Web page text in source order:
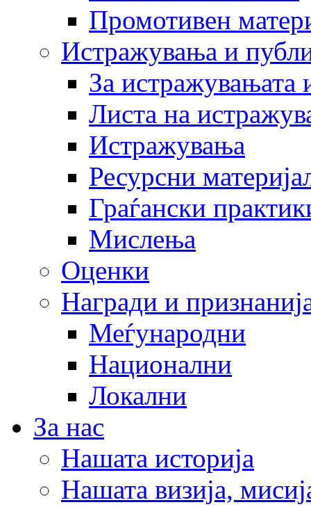
Промотивен
Истражувања и
За истражувањата
Листа на
Истражувања
Ресурсни
Граѓански
Мислења
Оценки
Награди и
Меѓународни
Национални
Локални
За нас
Нашата историја
Нашата визија,